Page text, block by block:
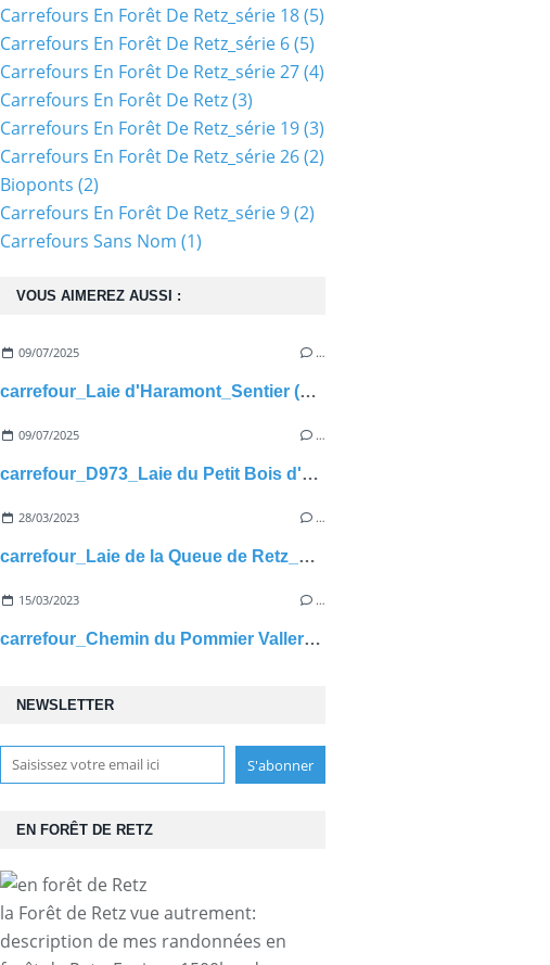
NEWSLETTER
EN FORÊT DE RETZ
la Forêt de Retz vue autrement:
description de mes randonnées en
VOUS AIMEREZ AUSSI :
09/07/2025 …
carrefour_Laie d'Haramont_Sentier (parcelle 435)
09/07/2025 …
carrefour_D973_Laie du Petit Bois d'Haramont
28/03/2023 …
carrefour_Laie de la Queue de Retz_Pavé de Mazencourt
15/03/2023 …
carrefour_Chemin du Pommier Vallerand_Laie du Bois Hariez
Carrefours En Forêt De Retz_série 18(5)
Carrefours En Forêt De Retz_série 6(5)
Carrefours En Forêt De Retz_série 27(4)
Carrefours En Forêt De Retz(3)
Carrefours En Forêt De Retz_série 19(3)
Carrefours En Forêt De Retz_série 26(2)
Bioponts (2)
Carrefours En Forêt De Retz_série 9(2)
Carrefours Sans Nom (1)